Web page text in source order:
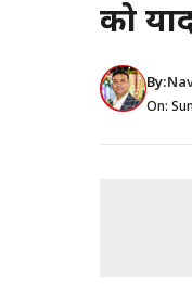
को
By:
On: